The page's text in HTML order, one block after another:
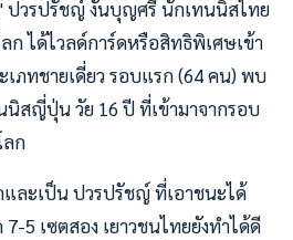
ปวรปรัชญ์ งั่นบุญศรี นักเทนนิสไทย
ก ได้ไวลด์การ์ดหรือสิทธิพิเศษเข้า
เภทชายเดี่ยว รอบแรก (64 คน) พบ
นิสญี่ปุ่น วัย 16 ปี ที่เข้ามาจากรอบ
ลก
และเป็น ปวรปรัชญ์ ที่เอาชนะได้
7-5 เซตสอง เยาวชนไทยยังทำได้ดี